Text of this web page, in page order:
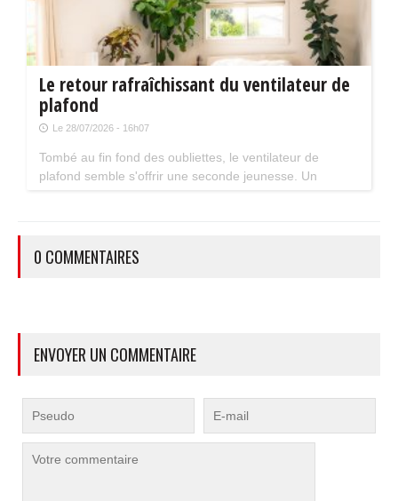
Le retour rafraîchissant du ventilateur de
plafond
Le 28/07/2026 - 16h07
Tombé au fin fond des oubliettes, le ventilateur de
plafond semble s'offrir une seconde jeunesse. Un
0 COMMENTAIRES
ENVOYER UN COMMENTAIRE